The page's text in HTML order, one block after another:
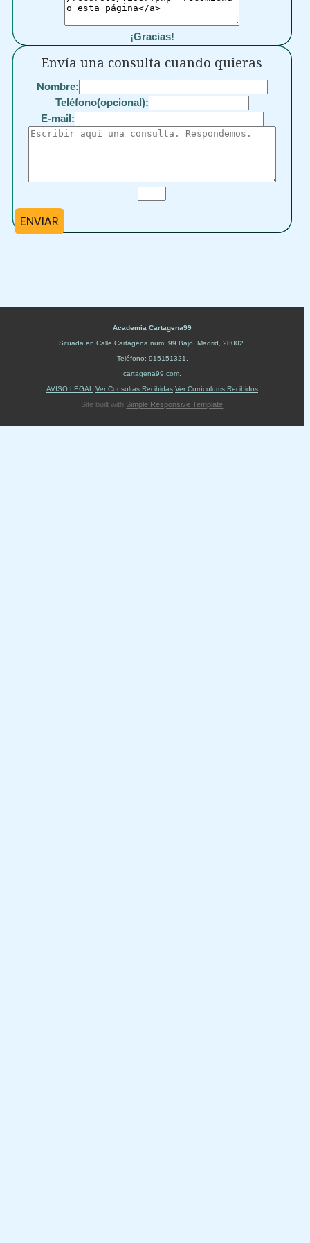
¡Gracias!
Envía una consulta cuando quieras
Nombre:
Teléfono(opcional):
E-mail:
ENVIAR
Academia Cartagena99
Situada en Calle Cartagena num. 99 Bajo Madrid 28002
Teléfono: 915151321
cartagena99.com
AVISO LEGAL
Ver Consultas Recibidas Ver Currículums Recibidos
Site built with Simple Responsive Template